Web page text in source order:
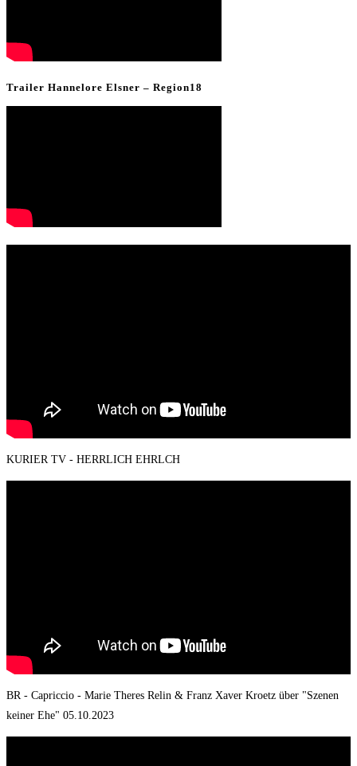
Trailer Hannelore Elsner – Region18
KURIER TV - HERRLICH EHRLCH
BR - Capriccio - Marie Theres Relin & Franz Xaver Kroetz über "Szenen
keiner Ehe" 05.10.2023